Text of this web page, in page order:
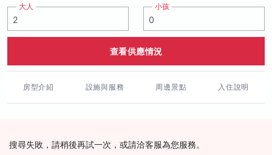
大人 小孩
查看供應情況
房型介紹 設施與服務 周邊景點 入住說明
搜尋失敗，請稍後再試一次，或請洽客服為您服務。